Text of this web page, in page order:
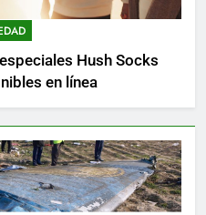
Hush Socks
en línea